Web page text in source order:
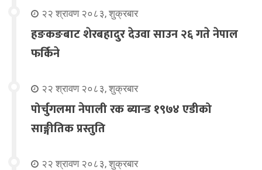
२२ श्रावण २०८३, शुक्रबार
हङकङबाट शेरबहादुर देउवा साउन २६ गते नेपाल
फर्किने
२२ श्रावण २०८३, शुक्रबार
पोर्चुगलमा नेपाली रक ब्यान्ड १९७४ एडीको
साङ्गीतिक प्रस्तुति
२२ श्रावण २०८३, शुक्रबार